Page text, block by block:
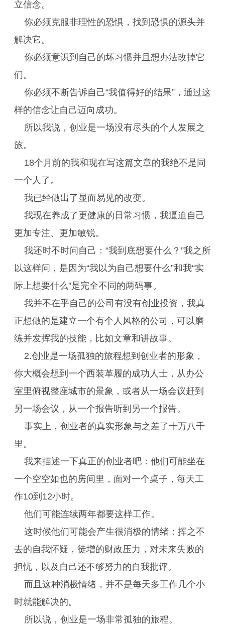
立信念。
你必须克服非理性的恐惧，找到恐惧的源头并
解决它。
你必须意识到自己的坏习惯并且想办法改掉它
们。
你必须不断告诉自己“我值得好的结果”，通过这
样的信念让自己迈向成功。
所以我说，创业是一场没有尽头的个人发展之
旅。
18个月前的我和现在写这篇文章的我绝不是同
一个人了。
我已经做出了显而易见的改变。
我现在养成了更健康的日常习惯，我逼迫自己
更加专注、更加敏锐。
我还时不时问自己：“我到底想要什么？”我之所
以这样问，是因为“我以为自己想要什么”和我“实
际上想要什么”是完全不同的两码事。
我并不在乎自己的公司有没有创业投资，我真
正想做的是建立一个有个人风格的公司，可以磨
练并发挥我的技能，比如文章和讲故事。
2.创业是一场孤独的旅程想到创业者的形象，
你大概会想到一个西装革履的成功人士，从办公
室里俯视整座城市的景象，或者从一场会议赶到
另一场会议，从一个报告听到另一个报告。
事实上，创业者的真实形象与之差了十万八千
里。
我来描述一下真正的创业者吧：他们可能坐在
一个空空如也的房间里，面对一个桌子，每天工
作10到12小时。
他们可能连续两年都要这样工作。
这时候他们可能会产生很消极的情绪：挥之不
去的自我怀疑，徒增的财政压力，对未来失败的
担忧，以及自己还不够努力的自我批评。
而且这种消极情绪，并不是每天多工作几个小
时就能解决的。
所以说，创业是一场非常孤独的旅程。